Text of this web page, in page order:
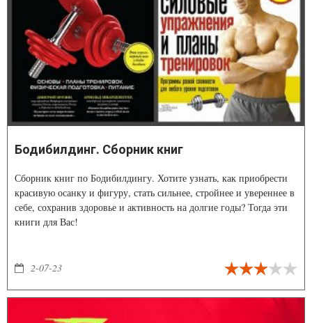
Бодибилдинг. Сборник книг
Сборник книг по Бодибилдингу. Хотите узнать, как приобрести
красивую осанку и фигуру, стать сильнее, стройнее и увереннее в
себе, сохранив здоровье и активность на долгие годы? Тогда эти
книги для Вас!
2-07-23